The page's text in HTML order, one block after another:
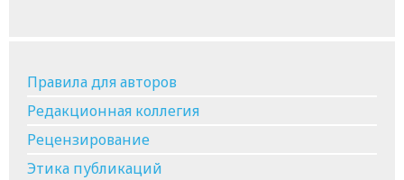
Правила для авторов
Редакционная коллегия
Рецензирование
Этика публикаций